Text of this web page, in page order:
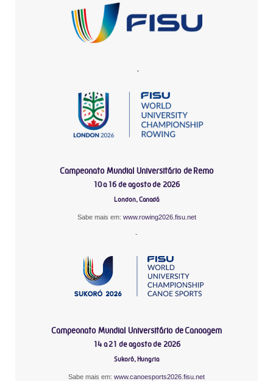
-
Campeonato Mundial Universitário de Remo
10 a 16 de agosto de 2026
London, Canadá
Sabe mais em: www.rowing2026.fisu.net
-
Campeonato Mundial Universitário de Canoagem
14 a 21 de agosto de 2026
Sukoró, Hungria
Sabe mais em: www.canoesports2026.fisu.net